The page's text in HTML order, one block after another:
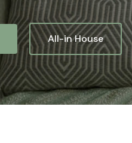
All-in House